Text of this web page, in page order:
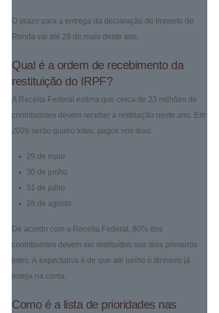
O prazo para a entrega da declaração do Imposto de
Renda vai até 29 de maio deste ano.
Qual é a ordem de recebimento da
restituição do IRPF?
A Receita Federal estima que cerca de 23 milhões de
contribuintes devem receber a restituição neste ano. Em
2026 serão quatro lotes, pagos nos dias:
29 de maio
30 de junho
31 de julho
28 de agosto
De acordo com a Receita Federal, 80% dos
contribuintes devem ser restituídos nos dois primeiros
lotes. A expectativa é de que até junho o dinheiro já
esteja na conta.
Como é a lista de prioridades nas